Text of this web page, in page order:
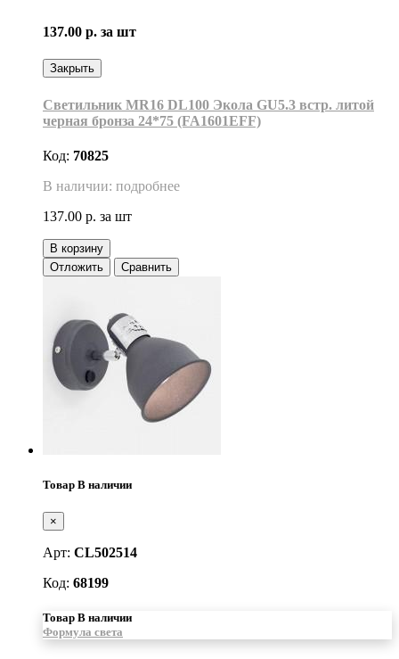
137.00 р. за шт
Закрыть
Светильник MR16 DL100 Экола GU5.3 встр. литой
черная бронза 24*75 (FA1601EFF)
Код: 70825
В наличии: подробнее
137.00 р. за шт
В корзину
Отложить
Сравнить
Товар В наличии
×
Арт: CL502514
Код: 68199
Товар В наличии
Формула света